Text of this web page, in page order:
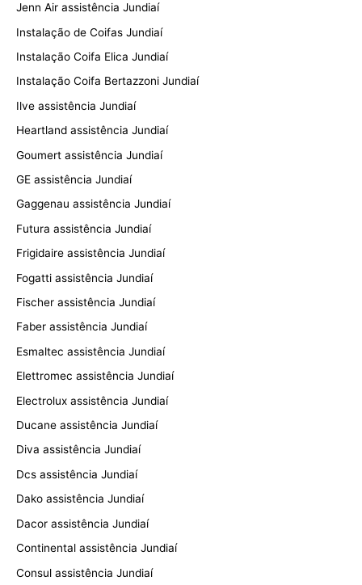
Jenn Air assistência Jundiaí
Instalação de Coifas Jundiaí
Instalação Coifa Elica Jundiaí
Instalação Coifa Bertazzoni Jundiaí
Ilve assistência Jundiaí
Heartland assistência Jundiaí
Goumert assistência Jundiaí
GE assistência Jundiaí
Gaggenau assistência Jundiaí
Futura assistência Jundiaí
Frigidaire assistência Jundiaí
Fogatti assistência Jundiaí
Fischer assistência Jundiaí
Faber assistência Jundiaí
Esmaltec assistência Jundiaí
Elettromec assistência Jundiaí
Electrolux assistência Jundiaí
Ducane assistência Jundiaí
Diva assistência Jundiaí
Dcs assistência Jundiaí
Dako assistência Jundiaí
Dacor assistência Jundiaí
Continental assistência Jundiaí
Consul assistência Jundiaí